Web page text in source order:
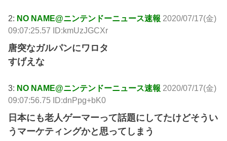
2: NO NAME@ニンテンドーニュース速報 2020/07/17(金)
09:07:25.57 ID:kmUzJGCXr
唐突なガルパンにワロタ
すげえな
3: NO NAME@ニンテンドーニュース速報 2020/07/17(金)
09:07:56.75 ID:dnPpg+bK0
日本にも老人ゲーマーって話題にしてたけどそうい
うマーケティングかと思ってしまう